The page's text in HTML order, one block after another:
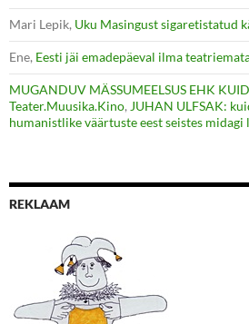
Mari Lepik, Uku Masingust sigaretistatud
Ene, Eesti jäi emadepäeval ilma
MUGANDUV MÄSSUMEELSUS EHK
Teater.Muusika.Kino, JUHAN ULFSAK:
humanistlike väärtuste eest seistes midagi
REKLAAM